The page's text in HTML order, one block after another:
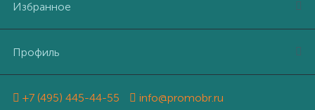
Избранное
Профиль
+7 (495) 445-44-55 info@promobr.ru